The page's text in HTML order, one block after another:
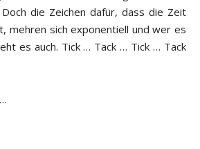
die Zeichen dafür, dass die Zeit
mehren sich exponentiell und wer es
es auch. Tick … Tack … Tick … Tack